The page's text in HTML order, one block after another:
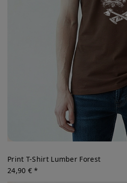
Print T-Shirt Lumber Forest
24,90 € *